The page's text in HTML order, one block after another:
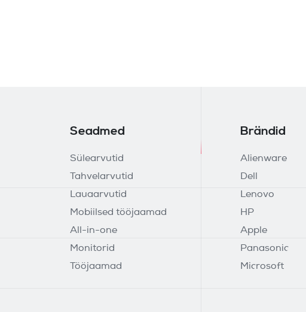
Seadmed
Sülearvutid
Tahvelarvutid
Lauaarvutid
Mobiilsed tööjaamad
All-in-one
Monitorid
Tööjaamad
Brändid
Alienware
Dell
Lenovo
HP
Apple
Panasonic
Microsoft